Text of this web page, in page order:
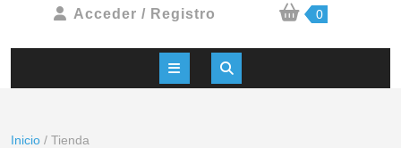
Acceder / Registro 0
Inicio / Tienda